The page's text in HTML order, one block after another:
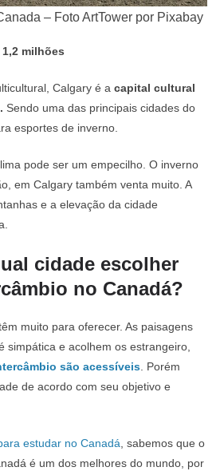
– Foto ArtTower por Pixabay
milhões
Calgary é a capital cultural
Sendo uma das principais cidades do
esportes de inverno.
pode ser um empecilho. O inverno
em Calgary também venta muito. A
e a elevação da cidade
cidade escolher
no Canadá?
muito para oferecer. As paisagens
simpática e acolhem os estrangeiro,
são acessíveis . Porém
de acordo com seu objetivo e
estudar no Canadá , sabemos que o
é um dos melhores do mundo, por